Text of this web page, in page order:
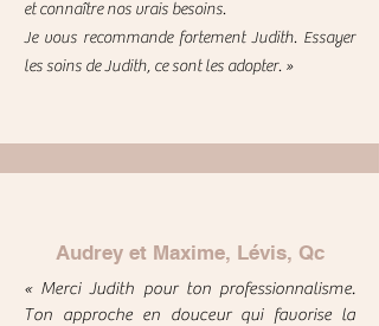
et connaître nos vrais besoins.
Je vous recommande fortement Judith. Essayer
les soins de Judith, ce sont les adopter. »
Audrey et Maxime, Lévis, Qc
« Merci Judith pour ton professionnalisme.
Ton approche en douceur qui favorise la